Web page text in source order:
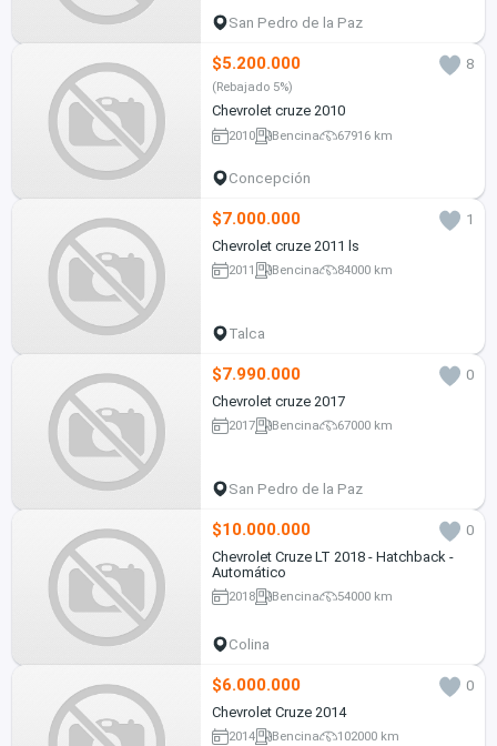
San Pedro de la Paz
$5.200.000 8
(Rebajado 5%)
Chevrolet cruze 2010
2010 Bencina 67916 km
Concepción
$7.000.000
1
Chevrolet cruze 2011 ls
2011 Bencina 84000 km
Talca
$7.990.000
0
Chevrolet cruze 2017
2017 Bencina 67000 km
San Pedro de la Paz
$10.000.000
0
Chevrolet Cruze LT 2018 - Hatchback -
Automático
2018 Bencina 54000 km
Colina
$6.000.000
0
Chevrolet Cruze 2014
2014 Bencina 102000 km